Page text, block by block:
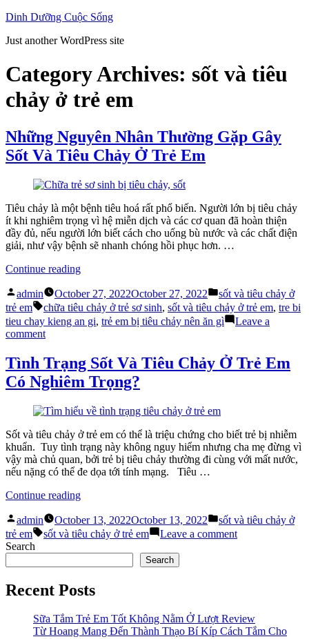
Skip
content
Dinh Dưỡng Cuộc Sống
Just another WordPress site
Category Archives: sốt và tiêu
chảy ở trẻ em
Những Nguyên Nhân Thường Gặp Gây
Sốt Và Tiêu Chảy Ở Trẻ Em
Tiêu chảy là một bệnh tiêu hoá rất phổ biến. Người lớn bị tiêu chảy
ít khi nghiêm trọng vì hệ miễn dịch và các cơ quan đã hoàn thiện
đầy đủ, nếu người lớn biết cách cho uống bù nước và các chất điện
giải, như vậy bệnh sẽ nhanh chóng hồi phục hơn. …
Continue reading“Những
Nhân
Thường
Gặp
Gây
Và
Tiêu
Chảy
Ở
Trẻ
Em”
Posted
by
admin October 27, 2022October 27, 2022
Posted
in
sốt và tiêu chảy ở
trẻ em
Tags:
chữa tiêu chảy ở trẻ sơ sinh, sốt và tiêu chảy ở trẻ em, tre bi
tieu chay kieng an gi, trẻ em bị tiêu chảy nên ăn gì
Leave a
commenton
Nguyên
Nhân
Thường
Gây
Sốt
Và
Tiêu
Chảy
Ở
Em
Tình Trạng Sốt Và Tiêu Chảy Ở Trẻ Em
Có Nghiêm Trọng?
Sốt và tiêu chảy ở trẻ em có thể là triệu chứng cho biết trẻ bị nhiễm
khuẩn. Tuy tình trạng này không nguy hiểm nhưng cha mẹ đừng vì
vậy mà chủ quan, bởi trẻ bị tiêu chảy thường đi cùng với mất nước,
nếu nặng có thể đe dọa tới tính mạng. Tiêu …
Continue reading“Tình
Sốt
Và
Chảy
Ở
Em
Nghiêm
Trọng?”
Posted
by
admin October 13, 2022October 13, 2022
Posted
in
sốt và tiêu chảy ở
trẻ em
Tags:
sốt và tiêu chảy ở trẻ em Leave a commenton
Ở
Trẻ
Search
Search
Recent Posts
Sữa Tắm Trẻ Em Tốt Không Nằm Ở Lượt Review
Từ Hoang Mang Đến Thành Thạo Bí Kíp Cách Tắm Cho